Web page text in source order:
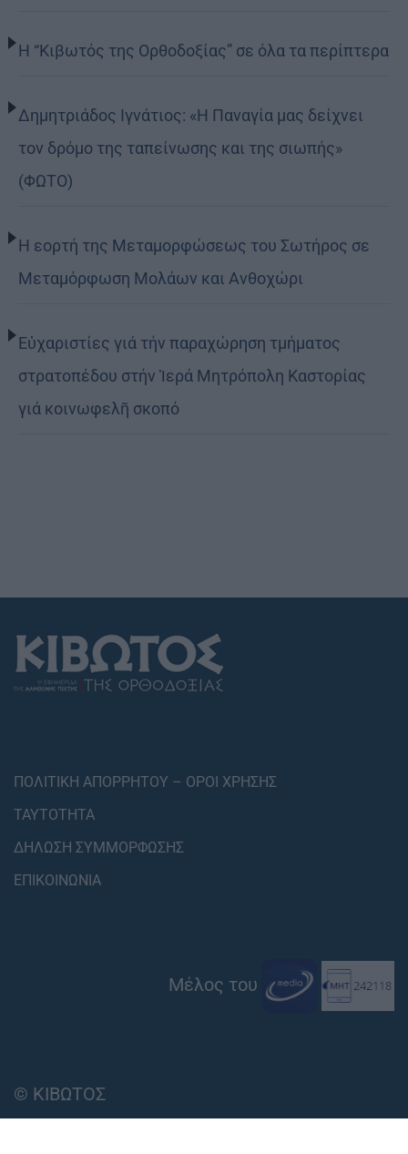
Η “Κιβωτός της Ορθοδοξίας” σε όλα τα περίπτερα
Δημητριάδος Ιγνάτιος: «Η Παναγία μας δείχνει
τον δρόμο της ταπείνωσης και της σιωπής»
(ΦΩΤΟ)
Η εορτή της Μεταμορφώσεως του Σωτήρος σε
Μεταμόρφωση Μολάων και Ανθοχώρι
Εὐχαριστίες γιά τήν παραχώρηση τμήματος
στρατοπέδου στήν Ἱερά Μητρόπολη Καστορίας
γιά κοινωφελῆ σκοπό
ΠΟΛΙΤΙΚΗ ΑΠΟΡΡΗΤΟΥ – ΟΡΟΙ ΧΡΗΣΗΣ
ΤΑΥΤΟΤΗΤΑ
ΔΗΛΩΣΗ ΣΥΜΜΟΡΦΩΣΗΣ
ΕΠΙΚΟΙΝΩΝΙΑ
Μέλος του
© ΚΙΒΩΤΟΣ